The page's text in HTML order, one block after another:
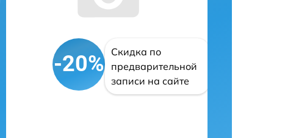
-20%
Скидка по
предварительной
записи на сайте